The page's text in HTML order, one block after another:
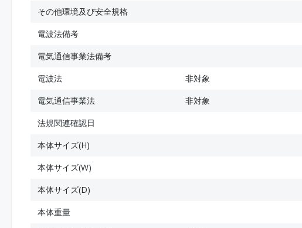
その他環境及び安全規格
電波法備考
電気通信事業法備考
電波法
非対象
電気通信事業法
非対象
法規関連確認日
本体サイズ(H)
本体サイズ(W)
本体サイズ(D)
本体重量